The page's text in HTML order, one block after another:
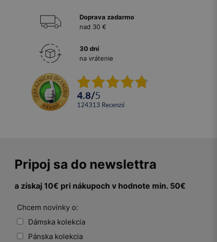
Doprava zadarmo
nad 30 €
30 dní
na vrátenie
4.8/5
124313 recenzií
Pripoj sa do newslettra
a získaj 10€ pri nákupoch v hodnote min. 50€
Chcem novinky o:
Dámska kolekcia
Pánska kolekcia